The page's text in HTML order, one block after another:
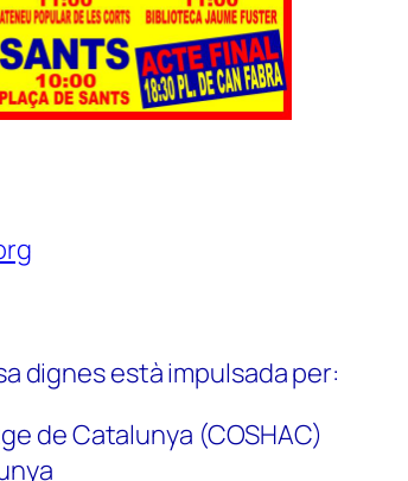
dignes està impulsada per:
de Catalunya (COSHAC)